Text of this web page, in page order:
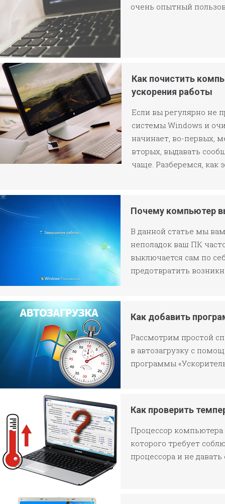
очень опытный
Как почистить
ускорения работы
Если вы регулярно не
системы Windows и
начинает, во-первых,
вторых, выдавать
чаще. Разберемся, как
Почему компьютер
В данной статье мы
неполадок ваш ПК
выключается сам по
предотвратить
Как добавить
Рассмотрим простой
в автозагрузку с
программы
Как проверить
Процессор компьютера
которого требует
процессора и не